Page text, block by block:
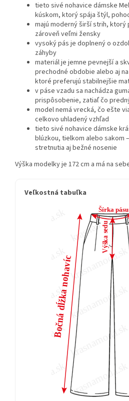
tieto sivé nohavice dámske
kúskom, ktorý spája štýl,
majú moderný širší strih, ktorý
zároveň veľmi žensky
vysoký pás je doplnený o
záhyby
materiál je jemne pevnejší a
prechodné obdobie alebo aj
ktoré preferujú stabilnejšie
v páse vzadu sa nachádza
prispôsobenie, zatiaľ čo
model nemá vrecká, čo ešte
celkovo uhladený vzhľad
tieto sivé nohavice dámske
blúzkou, tielkom alebo sakom
stretnutia aj bežné nosenie
Výška modelky je 172 cm a má na
Veľkostná tabuľka